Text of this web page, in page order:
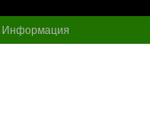
Информация